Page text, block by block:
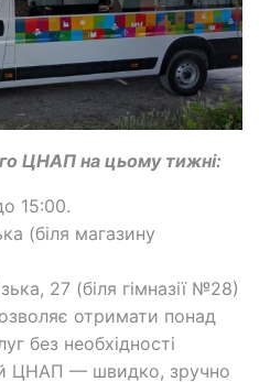
ЦНАП на цьому тижні:
15:00.
(біля магазину
27 (біля гімназії №28)
отримати понад
без необхідності
ЦНАП — швидко, зручно